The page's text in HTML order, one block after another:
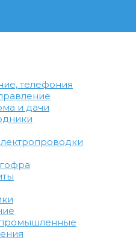
телефония
и дачи
промышленные